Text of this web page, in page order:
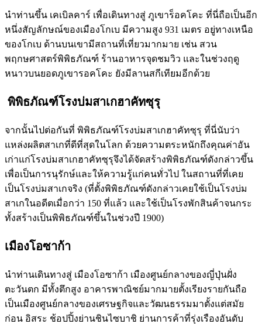
นำท่านขึ้น เคเบิลคาร์ เพื่อเดินทางสู่ ภูเขาร็อคโคะ ที่นี่ถือเป็นอีก
หนึ่งสัญลักษณ์ของเมืองโกเบ มีความสูง 931 เมตร อยู่ทางเหนือ
ของโกเบ ด้านบนเขามีสถานที่เที่ยวมากมาย เช่น สวน
พฤกษศาสตร์พิพิธภัณฑ์ ร้านอาหารจุดชมวิว และในช่วงฤดู
หนาวบนยอดภูเขารอคโคะ ยังมีลานสกีเทียมอีกด้วย
พิพิธภัณฑ์โรงบ่มสาเกฮาคัทซุรุ
จากนั้นไปต่อกันที่ พิพิธภัณฑ์โรงบ่มสาเกฮาคัทซุรุ ที่นี่นับว่า
แหล่งผลิตสาเกที่ดีที่สุดในโลก ด้วยความตระหนักถึงคุณค่าอัน
เก่าแก่โรงบ่มสาเกฮาคัทซุรุจึงได้จัดสร้างพิพิธภัณฑ์ดังกล่าวขึ้น
เพื่อเป็นการนุรักษ์และให้ความรู้แก่คนทั่วไป ในสถานที่ที่เคย
เป็นโรงบ่มสาเกจริง (ที่ตั้งพิพิธภัณฑ์ดังกล่าวเคยใช้เป็นโรงบ่ม
สาเกในอดีตเมื่อกว่า 150 ที่แล้ว และใช้เป็นโรงพักสินค้าจนกระ
ทั้งสร้างเป็นพิพิธภัณฑ์ขึ้นในช่วงปี 1900)
เมืองโอซาก้า
นำท่านเดินทางสู่ เมืองโอซาก้า เมืองศูนย์กลางของญี่ปุ่นฝั่ง
ตะวันตก มีทั้งตึกสูง อาคารพาณิชย์มากมายตั้งเรียงรายกันถือ
เป็นเมืองศูนย์กลางของเศรษฐกิจและวัฒนธรรมมาตั้งแต่สมัย
ก่อน อิสระ ช้อปปิ้งย่านชินไซบาชิ ย่านการค้าที่รุ่งเรืองอันดับ